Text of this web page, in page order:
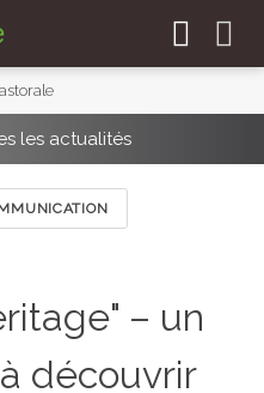
les actualités
– un
découvrir